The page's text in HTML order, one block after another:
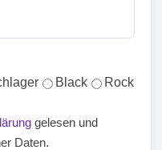
Black Rock
gelesen und
Daten.